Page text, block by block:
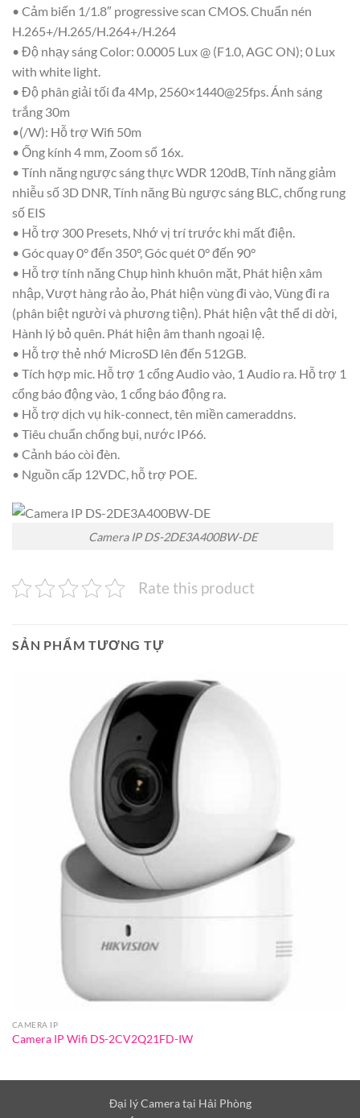
• Cảm biến 1/1.8″ progressive scan CMOS. Chuẩn nén
H.265+/H.265/H.264+/H.264
• Độ nhạy sáng Color: 0.0005 Lux @ (F1.0, AGC ON); 0 Lux
with white light.
• Độ phân giải tối đa 4Mp, 2560×1440@25fps. Ánh sáng
trắng 30m
•(/W): Hỗ trợ Wifi 50m
• Ống kính 4 mm, Zoom số 16x.
• Tính năng ngược sáng thực WDR 120dB, Tính năng giảm
nhiễu số 3D DNR, Tính năng Bù ngược sáng BLC, chống rung
số EIS
• Hỗ trợ 300 Presets, Nhớ vị trí trước khi mất điện.
• Góc quay 0° đến 350°, Góc quét 0° đến 90°
• Hỗ trợ tính năng Chụp hình khuôn mặt, Phát hiện xâm
nhập, Vượt hàng rảo ảo, Phát hiện vùng đi vào, Vùng đi ra
(phân biệt người và phương tiện). Phát hiện vật thể di dời,
Hành lý bỏ quên. Phát hiện âm thanh ngoại lệ.
• Hỗ trợ thẻ nhớ MicroSD lên đến 512GB.
• Tích hợp mic. Hỗ trợ 1 cổng Audio vào, 1 Audio ra. Hỗ trợ 1
cổng báo động vào, 1 cổng báo động ra.
• Hỗ trợ dịch vụ hik-connect, tên miền cameraddns.
• Tiêu chuẩn chống bụi, nước IP66.
• Cảnh báo còi đèn.
• Nguồn cấp 12VDC, hỗ trợ POE.
Camera IP DS-2DE3A400BW-DE
Rate this product
SẢN PHẨM TƯƠNG TỰ
CAMERA IP
Camera IP Wifi DS-2CV2Q21FD-IW
Đại lý Camera tại Hải Phòng